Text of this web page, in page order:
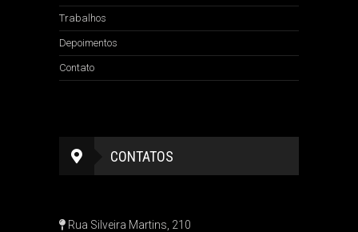
Trabalhos
Depoimentos
Contato
CONTATOS
Rua Silveira Martins, 210